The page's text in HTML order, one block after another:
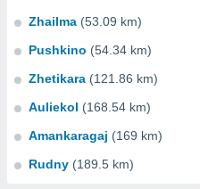
Zhailma (53.09 km)
Pushkino (54.34 km)
Zhetikara (121.86 km)
Auliekol (168.54 km)
Amankaragaj (169 km)
Rudny (189.5 km)